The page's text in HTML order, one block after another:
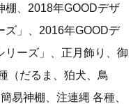
棚、2018年GOODデザ
ズ」、2016年GOODデ
リーズ」、正月飾り、御
（だるま、狛犬、鳥
易神棚、注連縄 各種、